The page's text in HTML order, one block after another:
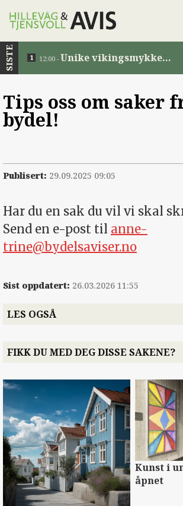
SISTE 12:00 - Unike vikingsmykker
Tips oss om saker
bydel!
Publisert: 29.09.2025 09:05
Har du en sak du vil vi skal
Send en e-post til anne-
trine@bydelsaviser.no
Sist oppdatert: 26.03.2026 11:55
LES OGSÅ
FIKK DU MED DEG DISSE SAKENE?
Kunst i
åpnet